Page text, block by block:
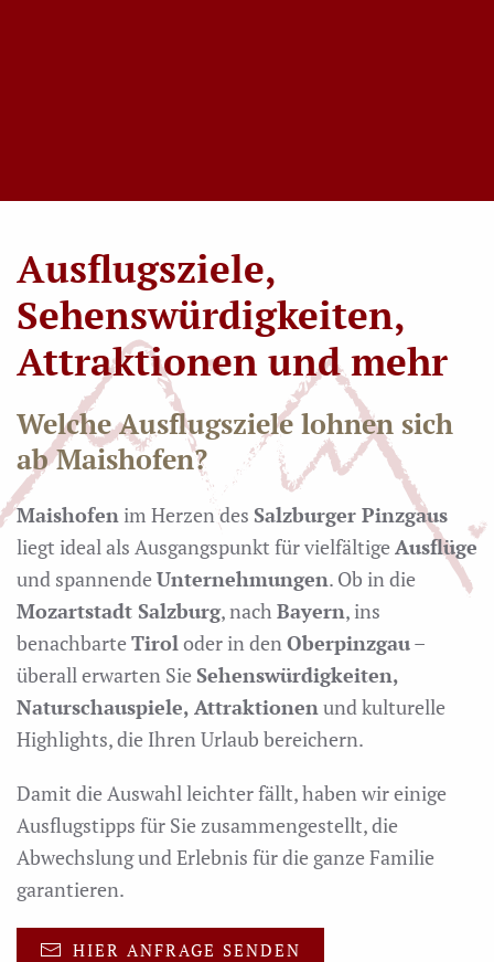
Ausflugsziele,
Sehenswürdigkeiten,
Attraktionen und mehr
Welche Ausflugsziele lohnen sich
ab Maishofen?
Maishofen im Herzen des Salzburger Pinzgaus
liegt ideal als Ausgangspunkt für vielfältige Ausflüge
und spannende Unternehmungen. Ob in die
Mozartstadt Salzburg, nach Bayern, ins
benachbarte Tirol oder in den Oberpinzgau–
überall erwarten Sie Sehenswürdigkeiten,
Naturschauspiele, Attraktionen und kulturelle
Highlights, die Ihren Urlaub bereichern.
Damit die Auswahl leichter fällt, haben wir einige
Ausflugstipps für Sie zusammengestellt, die
Abwechslung und Erlebnis für die ganze Familie
garantieren.
HIER ANFRAGE SENDEN